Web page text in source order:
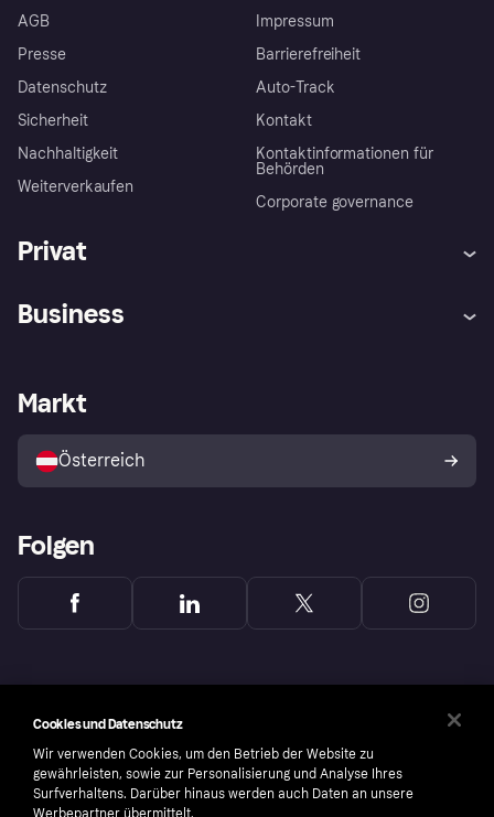
AGB
Presse
Datenschutz
Sicherheit
Nachhaltigkeit
Weiterverkaufen
Impressum
Barrierefreiheit
Auto-Track
Kontakt
Kontaktinformationen für
Behörden
Corporate governance
Privat
Shops entdecken
Business
Händlerportal
Markt
Österreich
Folgen
Cookies und Datenschutz
Wir verwenden Cookies, um den Betrieb der Website zu
gewährleisten, sowie zur Personalisierung und Analyse Ihres
Surfverhaltens. Darüber hinaus werden auch Daten an unsere
Werbepartner übermittelt.